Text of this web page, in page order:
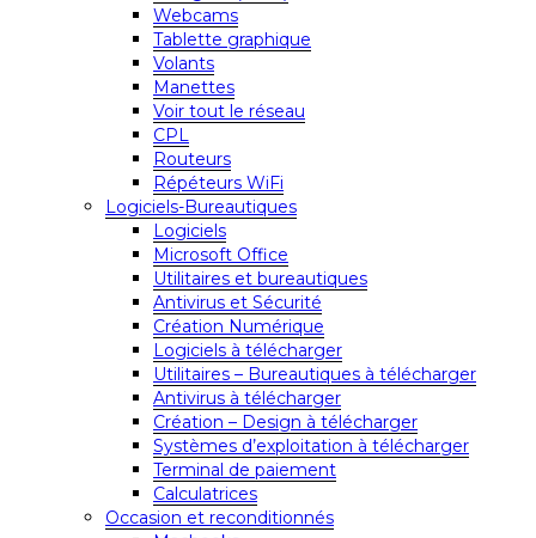
Webcams
Tablette graphique
Volants
Manettes
Voir tout le réseau
CPL
Routeurs
Répéteurs WiFi
Logiciels-Bureautiques
Logiciels
Microsoft Office
Utilitaires et bureautiques
Antivirus et Sécurité
Création Numérique
Logiciels à télécharger
Utilitaires – Bureautiques à télécharger
Antivirus à télécharger
Création – Design à télécharger
Systèmes d’exploitation à télécharger
Terminal de paiement
Calculatrices
Occasion et reconditionnés